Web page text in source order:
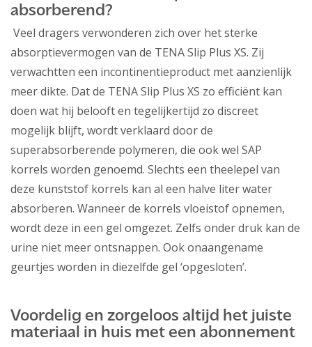
absorberend?
Veel dragers verwonderen zich over het sterke
absorptievermogen van de TENA Slip Plus XS. Zij
verwachtten een incontinentieproduct met aanzienlijk
meer dikte. Dat de TENA Slip Plus XS zo efficiënt kan
doen wat hij belooft en tegelijkertijd zo discreet
mogelijk blijft, wordt verklaard door de
superabsorberende polymeren, die ook wel SAP
korrels worden genoemd. Slechts een theelepel van
deze kunststof korrels kan al een halve liter water
absorberen. Wanneer de korrels vloeistof opnemen,
wordt deze in een gel omgezet. Zelfs onder druk kan de
urine niet meer ontsnappen. Ook onaangename
geurtjes worden in diezelfde gel ‘opgesloten’.
Voordelig en zorgeloos altijd het juiste
materiaal in huis met een abonnement